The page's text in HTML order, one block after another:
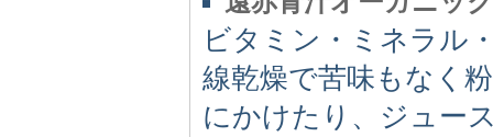
ビタミン・ミネラル
線乾燥で苦味もなく
にかけたり、ジュー